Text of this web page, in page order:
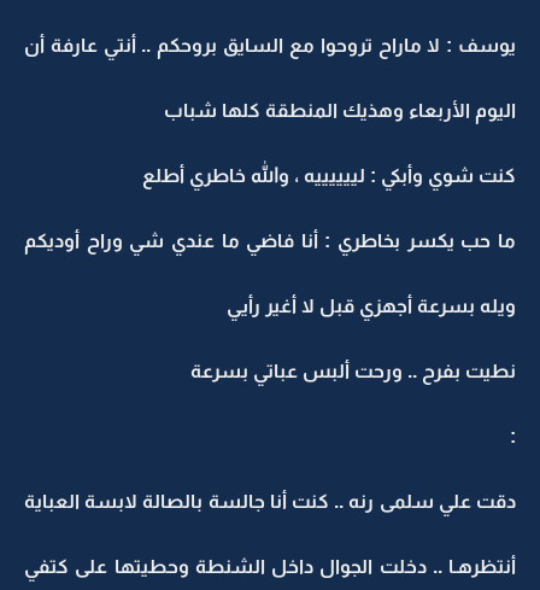
يوسف : لا ماراح تروحوا مع السايق بروحكم .. أنتي عارفة أن
اليوم الأربعاء وهذيك المنطقة كلها شباب
كنت شوي وأبكي : لييييييه ، والله خاطري أطلع
ما حب يكسر بخاطري : أنا فاضي ما عندي شي وراح أوديكم
ويله بسرعة أجهزي قبل لا أغير رأيي
نطيت بفرح .. ورحت ألبس عباتي بسرعة
:
دقت علي سلمى رنه .. كنت أنا جالسة بالصالة لابسة العباية
أنتظرهـا .. دخلت الجوال داخل الشنطة وحطيتها على كتفي